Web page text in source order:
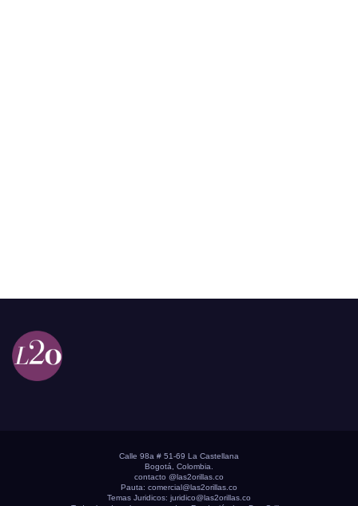
Calle 98a # 51-69 La Castellana
Bogotá, Colombia.
contacto @las2orillas.co
Pauta: comercial@las2orillas.co
Temas Juridicos: juridico@las2orillas.co